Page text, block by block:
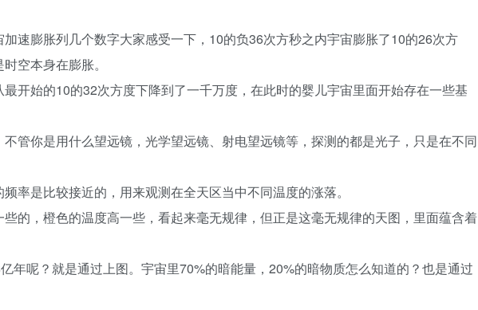
速膨胀列几个数字大家感受一下，10的负36次方秒之内宇宙膨胀了10的26次方
空本身在膨胀。
开始的10的32次方度下降到了一千万度，在此时的婴儿宇宙里面开始存在一些基
管你是用什么望远镜，光学望远镜、射电望远镜等，探测的都是光子，只是在不同
率是比较接近的，用来观测在全天区当中不同温度的涨落。
的，橙色的温度高一些，看起来毫无规律，但正是这毫无规律的天图，里面蕴含着
年呢？就是通过上图。宇宙里70%的暗能量，20%的暗物质怎么知道的？也是通过